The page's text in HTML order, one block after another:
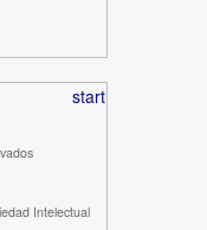
Intelectual